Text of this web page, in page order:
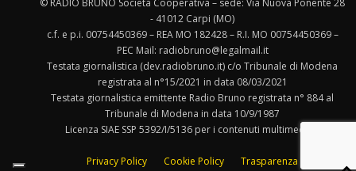
© RADIO BRUNO Società Cooperativa – sede: Via Nuova Ponente 28
- 41012 Carpi (MO)
c.f. e p.i. 00754450369 – REA MO 182428 – R.I. MO 00754450369 –
PEC Mail: radiobruno@legalmail.it
Testata giornalistica (dev.radiobruno.it) c/o Tribunale di Modena
registrata al n°15/2021 in data 08/03/2021
Testata giornalistica emittente Radio Bruno registrata n° 884 al
Tribunale di Modena in data 10/9/1987
Licenza SIAE SSP 5392/I/5136 per i contenuti multimediali.
Privacy Policy Cookie Policy Trasparenza